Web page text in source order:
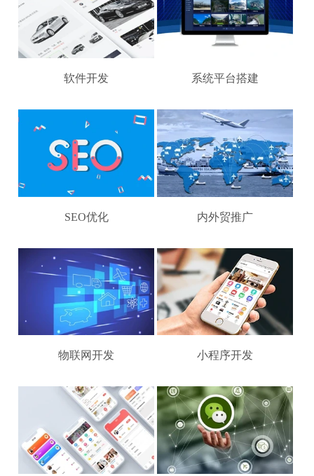
软件开发 系统平台搭建
SEO优化 内外贸推广
物联网开发 小程序开发